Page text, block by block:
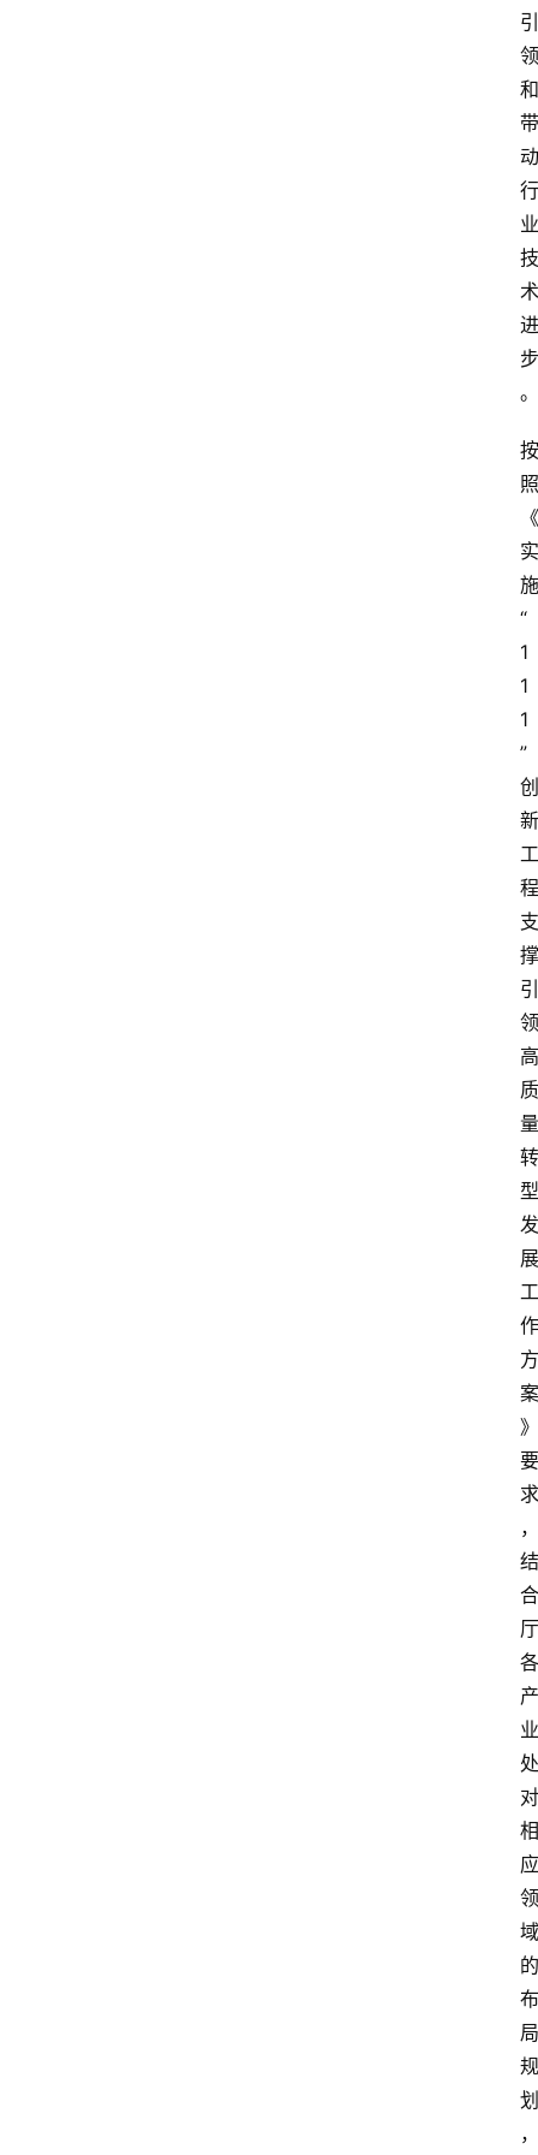
引
领
和
带
动
行
业
技
术
进
步
。
按
照
《
实
施
“
1
1
1
”
创
新
工
程
支
撑
引
领
高
质
量
转
型
发
展
工
作
方
案
》
要
求
，
结
合
厅
各
产
业
处
对
相
应
领
域
的
布
局
规
划
，